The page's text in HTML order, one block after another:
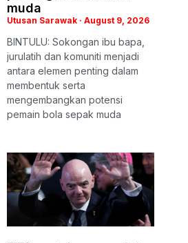
muda
Utusan Sarawak August 9, 2026
BINTULU: Sokongan ibu bapa,
jurulatih dan komuniti menjadi
antara elemen penting dalam
membentuk serta
mengembangkan potensi
pemain bola sepak muda